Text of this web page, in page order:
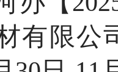
有限公